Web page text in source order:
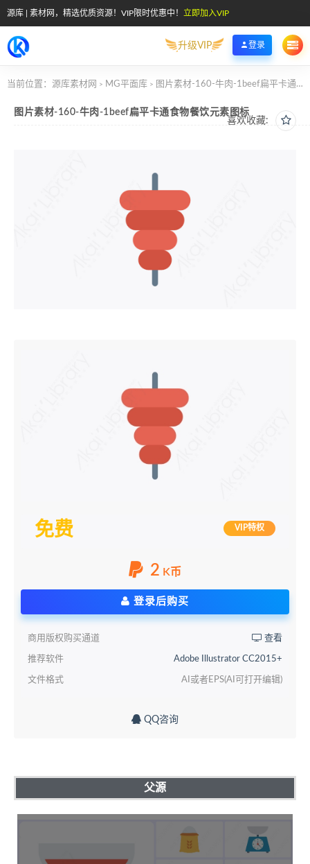
源库 | 素材网，精选优质资源！VIP限时优惠中！ 立即加入VIP
升级VIP 登录
当前位置： 源库素材网 > MG平面库 > 图片素材-160-牛肉-1beef扁平卡通食物餐饮元素图标
喜欢收藏:
图片素材-160-牛肉-1beef扁平卡通食物餐饮元素图标
免费 VIP特权
2 K币
登录后购买
商用版权购买通道 查看
推荐软件 Adobe Illustrator CC2015+
文件格式 AI或者EPS(AI可打开编辑)
QQ咨询
父源